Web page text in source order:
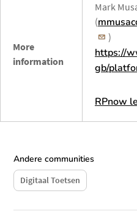
More
information
Mark
(
)
https://
gb/
RPnow
Andere communities
Digitaal Toetsen